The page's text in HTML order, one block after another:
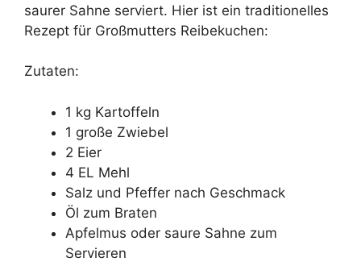
saurer Sahne serviert. Hier ist ein traditionelles
Rezept für Großmutters Reibekuchen:
Zutaten:
1 kg Kartoffeln
1 große Zwiebel
2 Eier
4 EL Mehl
Salz und Pfeffer nach Geschmack
Öl zum Braten
Apfelmus oder saure Sahne zum
Servieren